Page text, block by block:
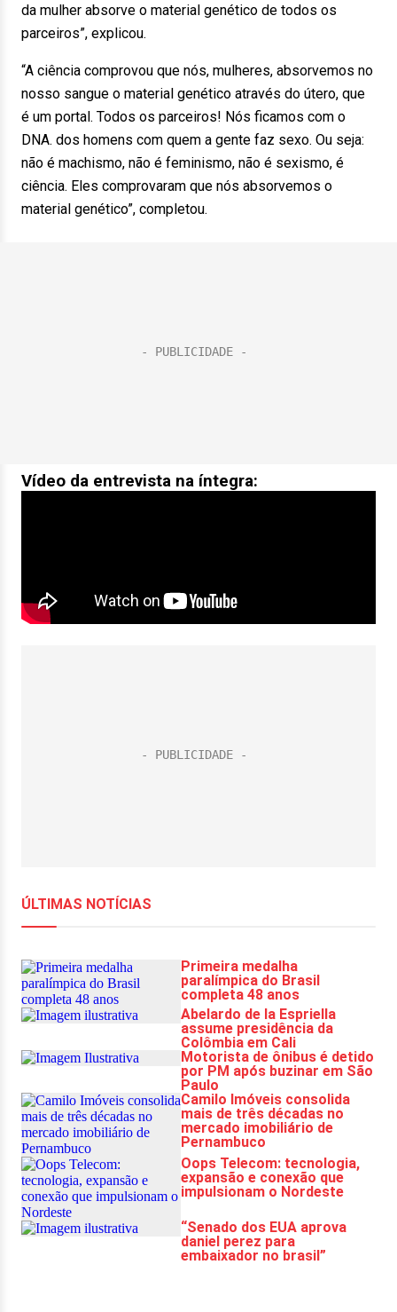
da mulher absorve o material genético de todos os
parceiros”, explicou.
“A ciência comprovou que nós, mulheres, absorvemos no
nosso sangue o material genético através do útero, que
é um portal. Todos os parceiros! Nós ficamos com o
DNA. dos homens com quem a gente faz sexo. Ou seja:
não é machismo, não é feminismo, não é sexismo, é
ciência. Eles comprovaram que nós absorvemos o
material genético”, completou.
Vídeo da entrevista na íntegra: